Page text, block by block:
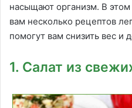
насыщают организм. В
вам несколько рецептов
помогут вам снизить вес
1. Салат из